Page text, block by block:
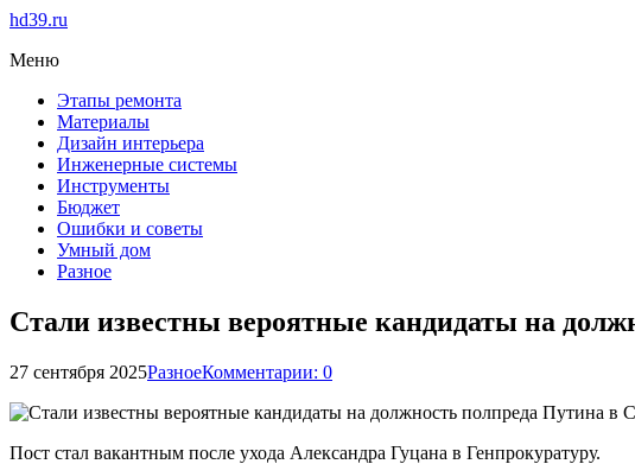
hd39.ru
Меню
Этапы ремонта
Материалы
Дизайн интерьера
Инженерные системы
Инструменты
Бюджет
Ошибки и советы
Умный дом
Разное
Стали известны вероятные кандидаты на
27 сентября 2025РазноеКомментарии: 0
Пост стал вакантным после ухода Александра Гуцана в Генпрокуратуру.